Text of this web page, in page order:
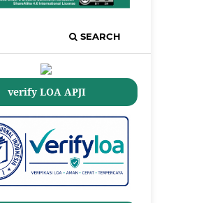
SEARCH
verify LOA APJI